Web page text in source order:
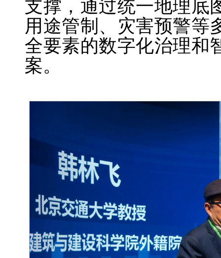
支撑，通过统一地理底
用途管制、灾害预警等
全要素的数字化治理和
案。